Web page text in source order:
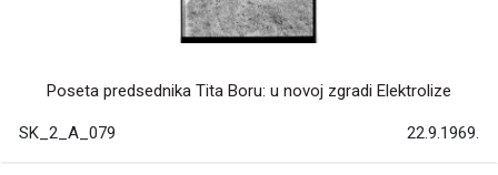
Poseta predsednika Tita Boru: u novoj zgradi Elektrolize
SK_2_A_079 22.9.1969.